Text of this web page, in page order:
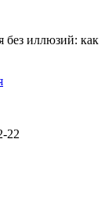
без иллюзий:
22